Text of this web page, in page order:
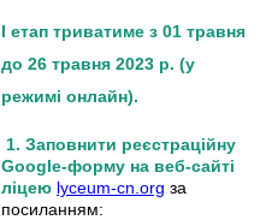
І етап триватиме з 01 травня
до 26 травня 2023 р. (у
режимі онлайн).
1. Заповнити реєстраційну
Google-форму на веб-сайті
ліцею lyceum-cn.org за
посиланням: